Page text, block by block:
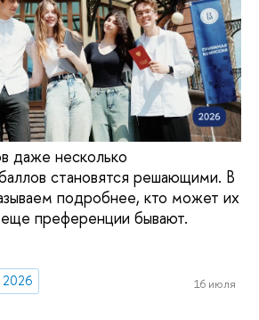
даже несколько
становятся решающими. В
подробнее, кто может их
еще преференции бывают.
2026
16 июля